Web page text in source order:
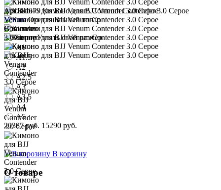
Арт. 14679 Кимоно для BJJ Venum Contender 3.0 Серое
Venum Оригинальный товар
В наличии
Узнать свой размер
A1
A1.5
A2
A2.5
A3
A3.5
A4
A5
20387 руб. 15290 руб.
В корзину
О товаре